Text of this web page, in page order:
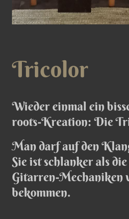
Tricolor
Wieder einmal ein
roots-Kreation: Die
Man darf auf den
Sie ist schlanker als
Gitarren-Mechaniken
bekommen.